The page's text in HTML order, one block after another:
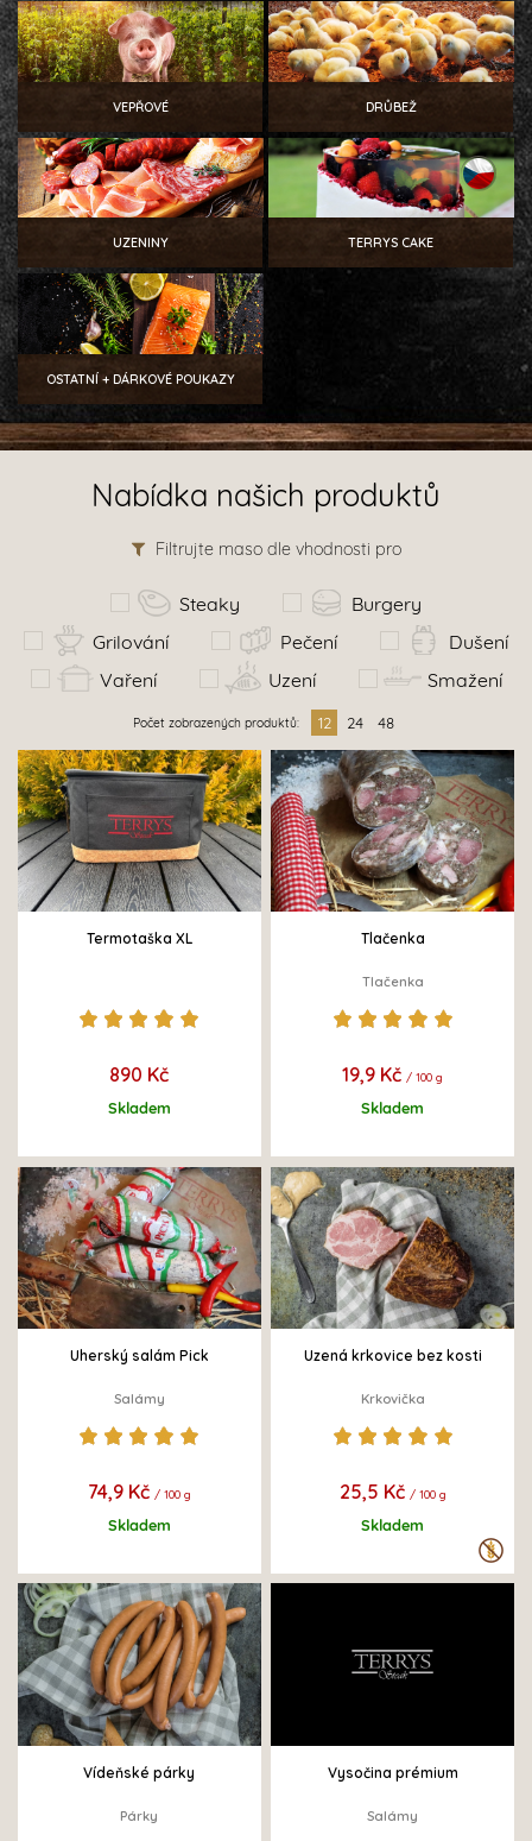
VEPŘOVÉ DRŮBEŽ
UZENINY TERRYS CAKE
OSTATNÍ + DÁRKOVÉ POUKAZY
Nabídka našich produktů
Filtrujte maso dle vhodnosti pro
Steaky
Burgery
Grilování
Pečení
Dušení
Vaření
Uzení Smažení
Počet zobrazených produktů: 12 24 48
Termotaška XL
890 Kč
Skladem
Tlačenka
Tlačenka
19,9 Kč/ 100 g
Skladem
Uherský salám Pick
Salámy
74,9 Kč / 100 g
Skladem
Uzená krkovice bez kosti
Krkovička
25,5 Kč / 100 g
Skladem
Vídeňské párky
Párky
Vysočina prémium
Salámy